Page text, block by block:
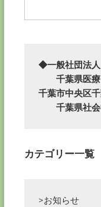
ビ
ー
シ
ン
◆一般社団法人
千葉県医療
千葉市中央区
千葉県社会
カテゴリー一覧
>お知らせ